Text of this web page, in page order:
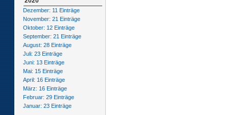
Dezember: 11 Einträge
November: 21 Einträge
Oktober: 12 Einträge
September: 21 Einträge
August: 28 Einträge
Juli: 23 Einträge
Juni: 13 Einträge
Mai: 15 Einträge
April: 16 Einträge
März: 16 Einträge
Februar: 29 Einträge
Januar: 23 Einträge